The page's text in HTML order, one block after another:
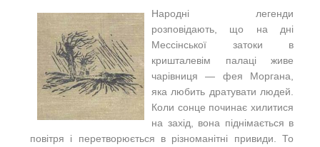
Народні легенди
розповідають, що на дні
Мессінської затоки в
кришталевім палаці живе
чарівниця — фея Моргана,
яка любить дратувати людей.
Коли сонце починає хилитися
на захід, вона піднімається в
повітря і перетворюється в різноманітні привиди. То